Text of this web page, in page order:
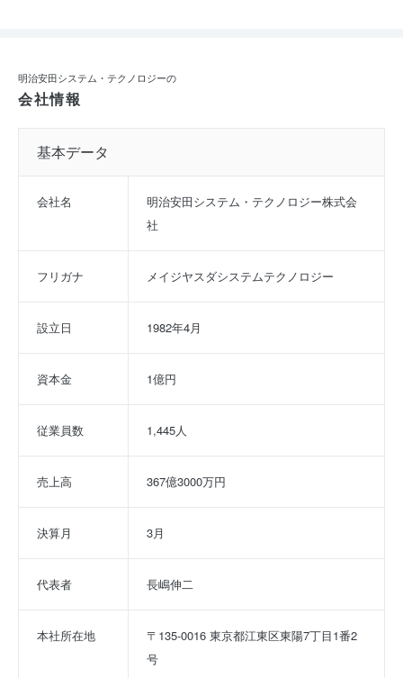
明治安田システム・テクノロジーの
会社情報
基本データ
会社名
明治安田システム・テクノロジー株式会
社
フリガナ メイジヤスダシステムテクノロジー
設立日 1982年4月
資本金 1億円
従業員数 1,445人
売上高 367億3000万円
決算月 3月
代表者 長嶋伸二
本社所在地
〒135-0016 東京都江東区東陽7丁目1番2
号